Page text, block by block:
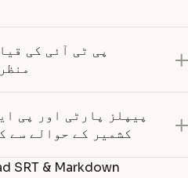
پی ٹی آئی کی
پیپلز پارٹی اور پی
کشمیر کے حوالے سے
SRT & Markdown